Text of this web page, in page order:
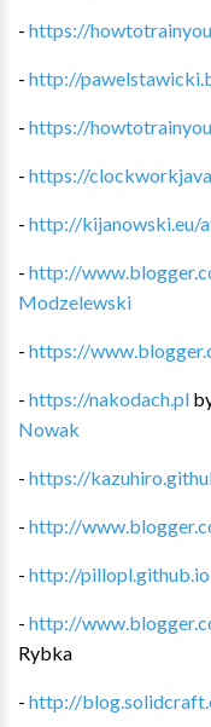
- https://
- http://
- https://
- https://
- http://kijanowski.eu/
- http://
Modzelewski
- https://
- https://nakodach.pl
Nowak
- https://
- http://
- http://pillopl.github.io
- http://
Rybka
- http://